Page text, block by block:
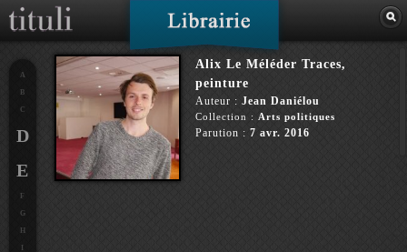
Alix Le Méléder Traces,
peinture
Auteur : Jean Daniélou
Collection : Arts politiques
Parution : 7 avr. 2016
A
B
C
D
E
F
G
H